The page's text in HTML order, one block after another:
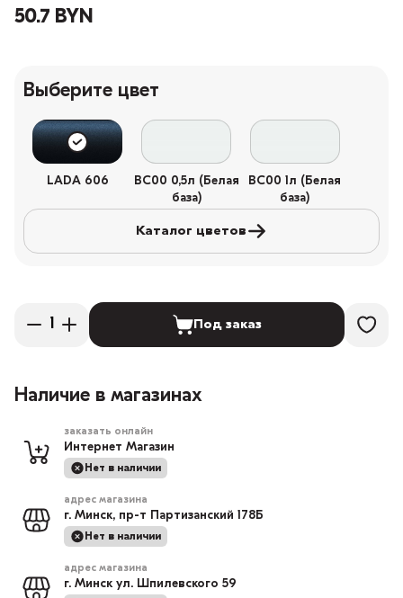
50.7 BYN
Выберите цвет
LADA 606
BC00 0,5л (Белая
база)
BC00 1л (Белая
база)
Каталог цветов
Под заказ
Наличие в магазинах
заказать онлайн
Интернет Магазин
Нет в наличии
адрес магазина
г. Минск, пр-т Партизанский 178Б
Нет в наличии
адрес магазина
г. Минск ул. Шпилевского 59